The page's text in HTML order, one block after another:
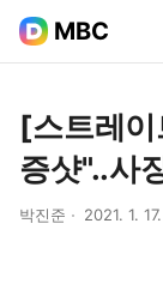
MBC
[스트레
증샷"..사
박진준 2021. 1.